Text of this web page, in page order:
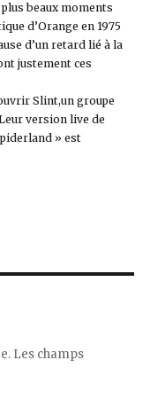
beaux moments
d’Orange en 1975
d’un retard lié à la
justement ces
Slint,un groupe
version live de
» est
Les champs